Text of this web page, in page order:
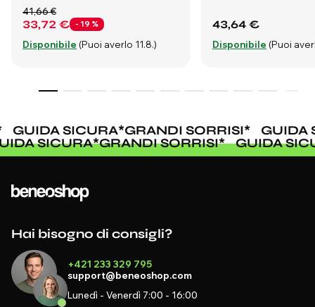
33,72 € - 19 %
41,66 €
Disponibile (Puoi averlo 11.8.)
43,64 €
Disponibile (Puoi
GUIDA SICURA*GRANDI SORRISI*
GUIDA
SICURA*GRANDI SORRISI* GUIDA
Hai bisogno di consigli?
+421 233 329 795
support@beneoshop.com
Lunedì - Venerdì 7:00 - 16:00